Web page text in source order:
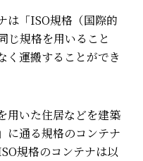
は「ISO規格（国際的
じ規格を用いること
く運搬することができ
用いた住居などを建築
に通る規格のコンテナ
規格のコンテナは以